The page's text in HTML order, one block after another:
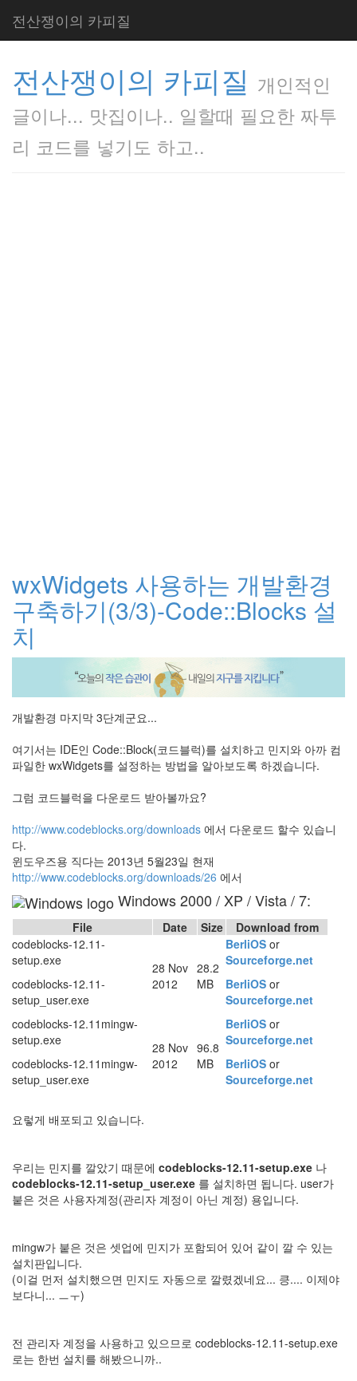
전산쟁이의 카피질
전산쟁이의 카피질 개인적인
글이나... 맛집이나.. 일할때 필요한 짜투
리 코드를 넣기도 하고..
wxWidgets 사용하는 개발환경
구축하기(3/3)-Code::Blocks 설
치
개발환경 마지막 3단계군요...
여기서는 IDE인 Code::Block(코드블럭)를 설치하고 민지와 아까 컴
파일한 wxWidgets를 설정하는 방법을 알아보도록 하겠습니다.
그럼 코드블럭을 다운로드 받아볼까요?
http://www.codeblocks.org/downloads 에서 다운로드 할수 있습니
다.
윈도우즈용 직다는 2013년 5월23일 현재
http://www.codeblocks.org/downloads/26 에서
Windows 2000 / XP / Vista / 7:
File Date Size
Download from
codeblocks-12.11-
setup.exe
codeblocks-12.11-
setup_user.exe
28 Nov
2012
28.2
MB
BerliOS or
Sourceforge.net
BerliOS or
Sourceforge.net
codeblocks-12.11mingw-
setup.exe
codeblocks-12.11mingw-
setup_user.exe
28 Nov
2012
96.8
MB
BerliOS or
Sourceforge.net
BerliOS or
Sourceforge.net
요렇게 배포되고 있습니다.
우리는 민지를 깔았기 때문에 codeblocks-12.11-setup.exe 나
codeblocks-12.11-setup_user.exe 를 설치하면 됩니다. user가
붙은 것은 사용자계정(관리자 계정이 아닌 계정) 용입니다.
mingw가 붙은 것은 셋업에 민지가 포함되어 있어 같이 깔 수 있는
설치판입니다.
(이걸 먼저 설치했으면 민지도 자동으로 깔렸겠네요... 킁.... 이제야
보다니... ㅡㅜ)
전 관리자 계정을 사용하고 있으므로 codeblocks-12.11-setup.exe
로는 한번 설치를 해봤으니까..